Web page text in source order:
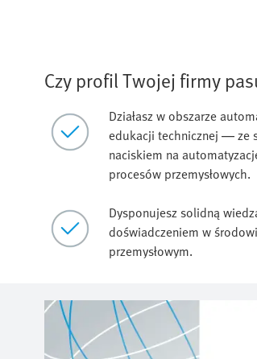
Czy profil Twojej firmy
Działasz w obszarze
edukacji technicznej — ze
naciskiem na
procesów przemysłowych.
Dysponujesz solidną
doświadczeniem w
przemysłowym.